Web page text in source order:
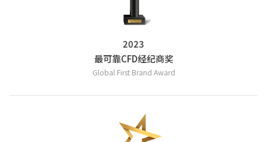
2023
最可靠CFD经纪商奖
Global First Brand Award